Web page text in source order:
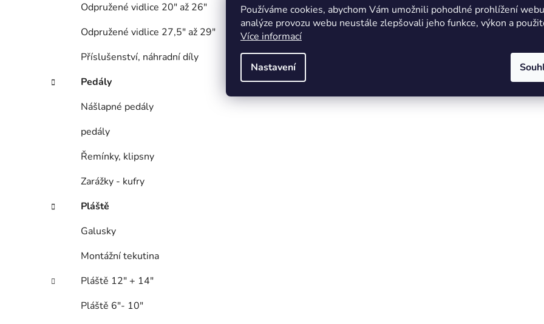
Používáme cookies, abychom Vám umožnili pohodlné prohlížení
analýze provozu webu neustále zlepšovali jeho funkce, výkon a
Více informací
Nastavení
Odpružené vidlice 20" až 26"
Odpružené vidlice 27,5" až 29"
Příslušenství, náhradní díly
Pedály
Nášlapné pedály
pedály
Řemínky, klipsny
Zarážky - kufry
Pláště
Galusky
Montážní tekutina
Pláště 12" + 14"
Pláště 6"- 10"